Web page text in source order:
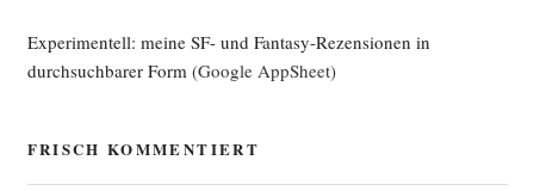
Experimentell: meine SF- und Fantasy-Rezensionen in
durchsuchbarer Form(Google AppSheet)
FRISCH KOMMENTIERT